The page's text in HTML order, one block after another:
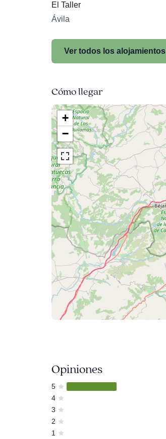
El Taller
Ávila
Ver todos los alojamientos
Cómo llegar
+
−
Opiniones
5
4
3
2
1